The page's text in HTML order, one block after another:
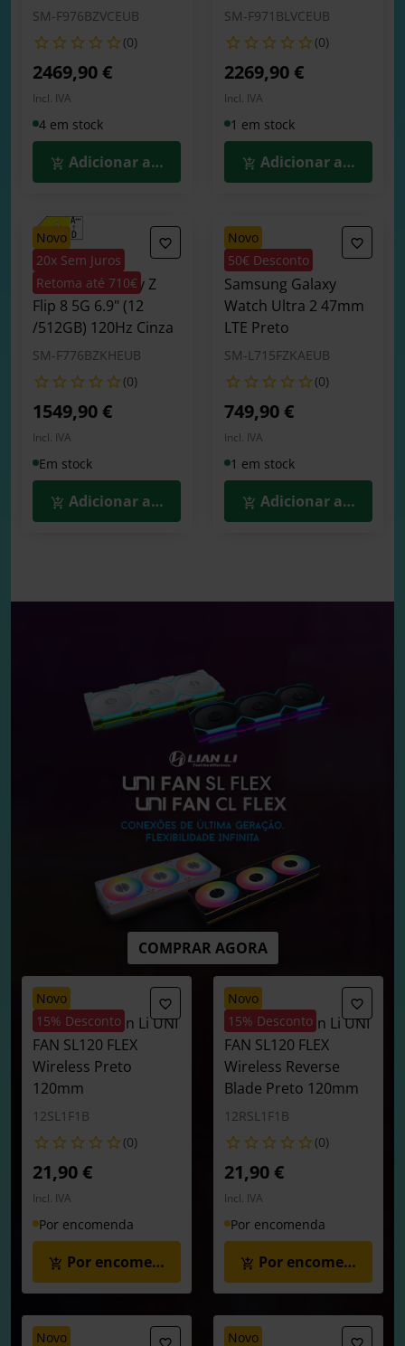
SM-F976BZVCEUB
(0)
2469,90 €
Incl. IVA
4 em stock
Adicionar ao Carrinho
SM-F971BLVCEUB
(0)
2269,90 €
Incl. IVA
1 em stock
Adicionar ao
novo
20x Sem Juros
Retoma até 710€
Smartphone
Samsung Galaxy Z
Flip 8 5G 6.9" (12
/512GB) 120Hz Cinza
SM-F776BZKHEUB
(0)
1549,90 €
Incl. IVA
Em stock
Adicionar ao Carrinho
novo
50€ Desconto
Smartwatch
Samsung Galaxy
Watch Ultra 2 47mm
LTE Preto
SM-L715FZKAEUB
(0)
749,90 €
Incl. IVA
1 em stock
Adicionar ao
novo
15% Desconto
Ventoinha Lian Li UNI
FAN SL120 FLEX
Wireless Preto
120mm
12SL1F1B
(0)
21,90 €
Incl. IVA
Por encomenda
Por encomenda
novo
15% Desconto
Ventoinha Lian Li UNI
FAN SL120 FLEX
Wireless Reverse
Blade Preto 120mm
12RSL1F1B
(0)
21,90 €
Incl. IVA
Por encomenda
Por encomenda
novo
novo
COMPRAR AGORA